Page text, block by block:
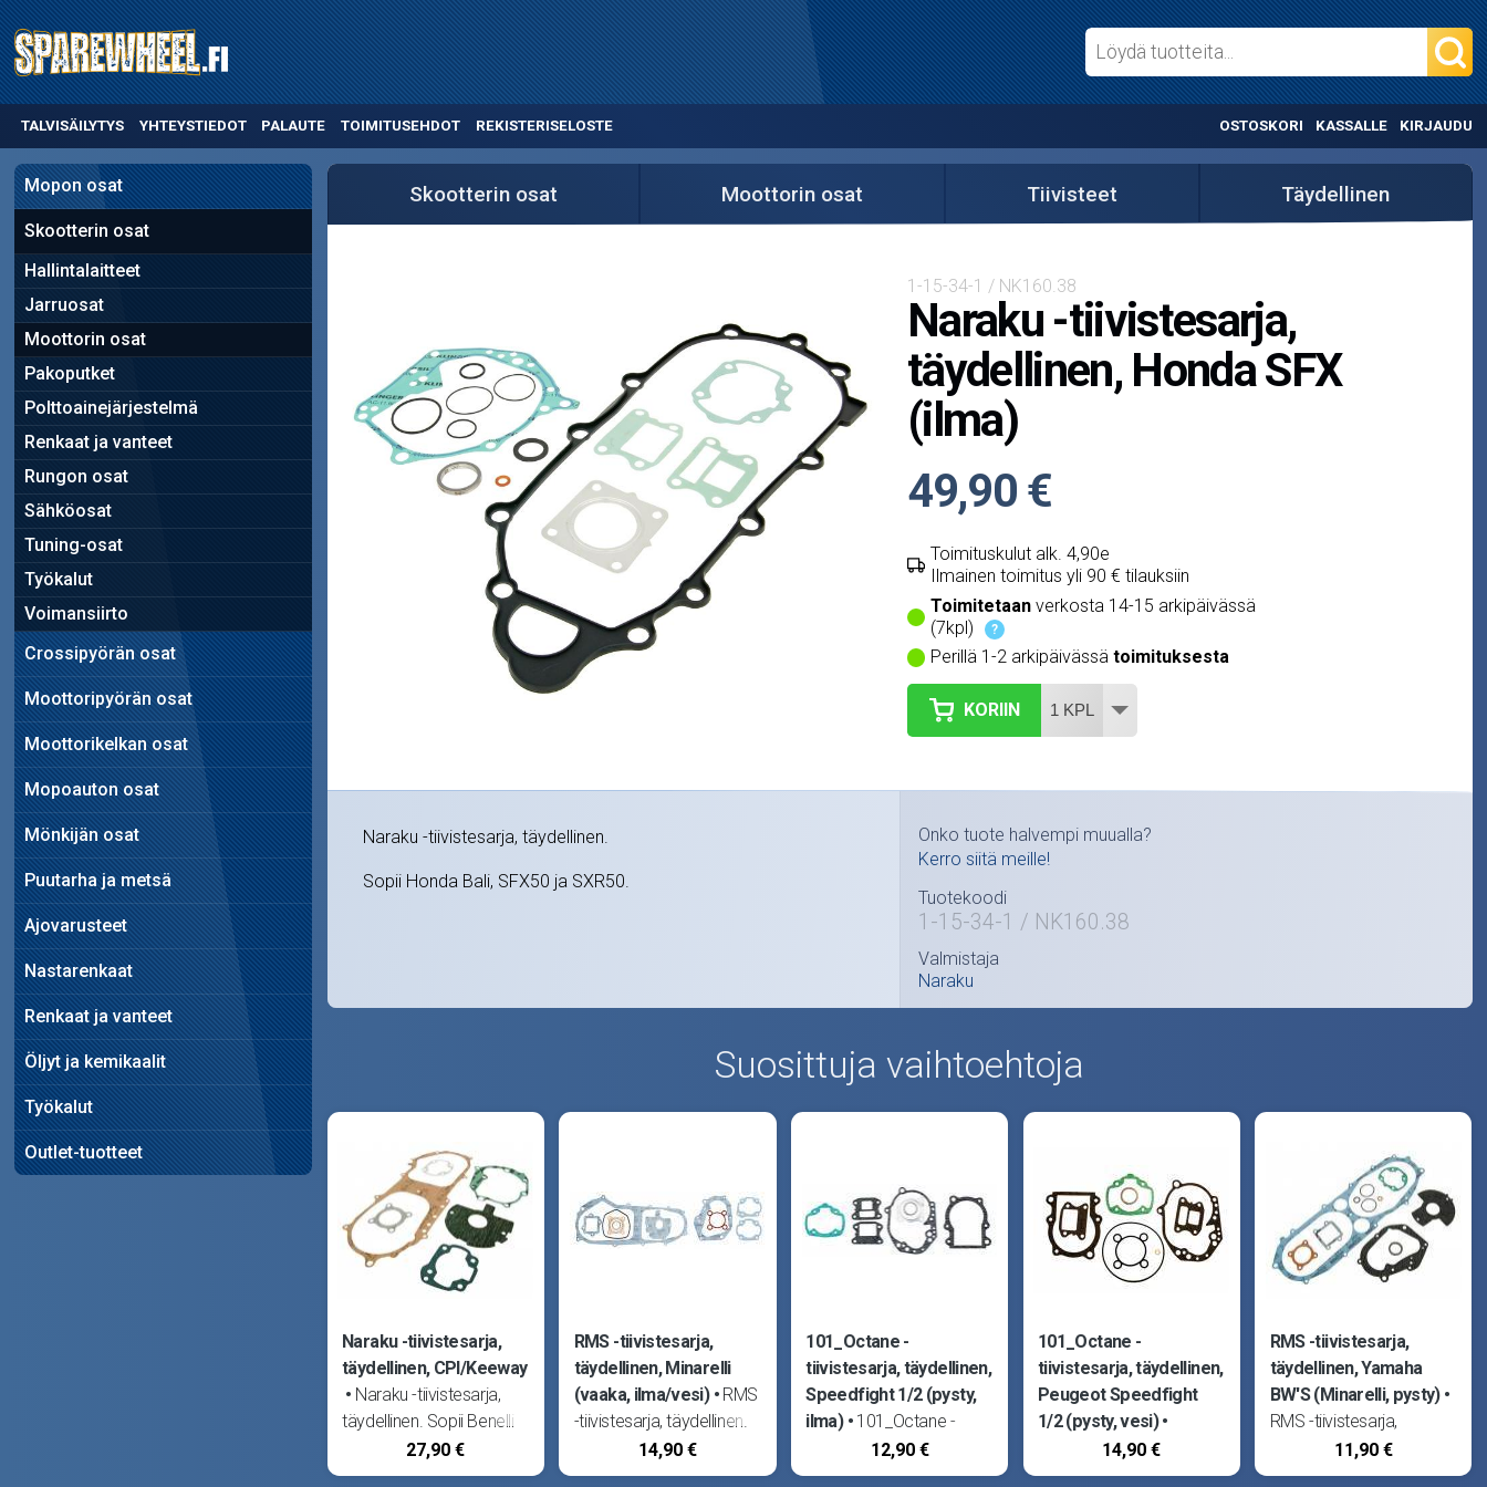
TALVISÄILYTYS YHTEYSTIEDOT PALAUTE TOIMITUSEHDOT REKISTERISELOSTE OSTOSKORI KASSALLE KIRJAUDU
Mopon osat
Skootterin osat
Hallintalaitteet
Jarruosat
Moottorin osat
Pakoputket
Polttoainejärjestelmä
Renkaat ja vanteet
Rungon osat
Sähköosat
Tuning-osat
Työkalut
Voimansiirto
Crossipyörän osat
Moottoripyörän osat
Moottorikelkan osat
Mopoauton osat
Mönkijän osat
Puutarha ja metsä
Ajovarusteet
Nastarenkaat
Renkaat ja vanteet
Öljyt ja kemikaalit
Työkalut
Outlet-tuotteet
Skootterin osat Moottorin osat Tiivisteet Täydellinen
1-15-34-1 / NK160.38
Naraku -tiivistesarja,
täydellinen, Honda SFX
(ilma)
49,90 €
Toimituskulut alk. 4,90e
Ilmainen toimitus yli 90 € tilauksiin
Toimitetaanverkosta 14-15 arkipäivässä
(7kpl)
?
Perillä 1-2 arkipäivässä toimituksesta
KORIIN
Naraku -tiivistesarja, täydellinen.
Sopii Honda Bali, SFX50 ja SXR50.
Onko tuote halvempi muualla?
Kerro siitä meille!
Tuotekoodi
1-15-34-1 / NK160.38
Valmistaja
Naraku
Suosittuja vaihtoehtoja
Naraku -tiivistesarja,
täydellinen, CPI/Keeway
Naraku -tiivistesarja,
täydellinen. Sopii Benelli
49x Quattronovex, CPI
Aragon, Formula, GTR,
27,90 €
RMS -tiivistesarja,
täydellinen, Minarelli
(vaaka, ilma/vesi)
RMS
-tiivistesarja, täydellinen.
Sopii Aprilia Area 51,
Gulliver, Rally, Sonic, SR50
14,90 €
101_Octane -
tiivistesarja, täydellinen,
Speedfight 1/2 (pysty,
ilma)
101_Octane -
tiivistesarja, täydellinen.
Sopii Peugeot Buxy,
12,90 €
101_Octane -
tiivistesarja, täydellinen,
Peugeot Speedfight
1/2 (pysty, vesi)
101_Octane -tiivistesarja,
täydellinen. Sopii
14,90 €
RMS -tiivistesarja,
täydellinen, Yamaha
BW'S (Minarelli, pysty)
RMS -tiivistesarja,
täydellinen. Sopii Aprilia
Amico ja SR50 AC -96,
11,90 €